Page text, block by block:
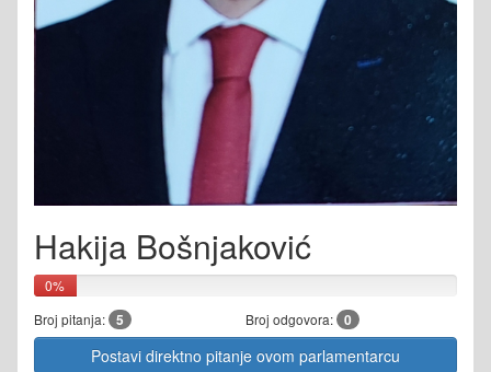
Hakija Bošnjaković
0%
Broj pitanja: 5 Broj odgovora: 0
Postavi direktno pitanje ovom parlamentarcu